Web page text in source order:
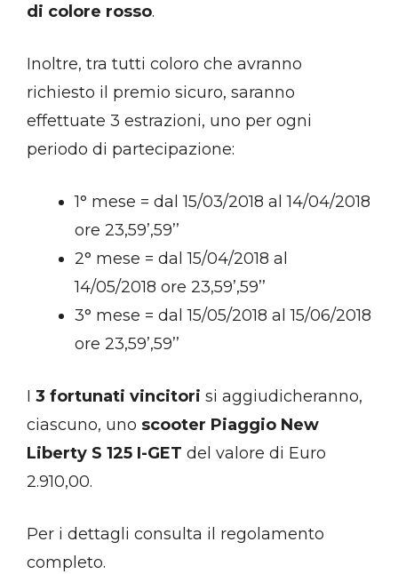
di colore rosso.
Inoltre, tra tutti coloro che avranno
richiesto il premio sicuro, saranno
effettuate 3 estrazioni, uno per ogni
periodo di partecipazione:
1° mese = dal 15/03/2018 al 14/04/2018
ore 23,59’,59’’
2° mese = dal 15/04/2018 al
14/05/2018 ore 23,59’,59’’
3° mese = dal 15/05/2018 al 15/06/2018
ore 23,59’,59’’
I 3 fortunati vincitori si aggiudicheranno,
ciascuno, uno scooter Piaggio New
Liberty S 125 I-GET del valore di Euro
2.910,00.
Per i dettagli consulta il regolamento
completo.